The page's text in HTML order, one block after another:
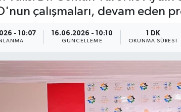
çalışmaları, devam eden
- 10:07 16.06.2026 - 10:10
GÜNCELLEME
1 DK
OKUNMA SÜRESI